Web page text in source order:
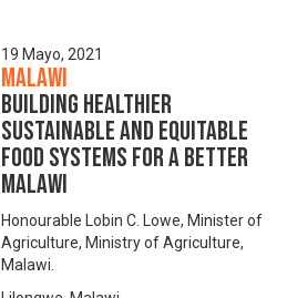
19 Mayo, 2021
Malawi
Building healthier
sustainable and equitable
food systems for a better
Malawi
Honourable Lobin C. Lowe, Minister of
Agriculture, Ministry of Agriculture,
Malawi.